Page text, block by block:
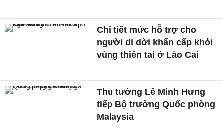
Chi tiết mức hỗ trợ cho
người di dời khẩn cấp khỏi
vùng thiên tai ở Lào Cai
Thủ tướng Lê Minh Hưng
tiếp Bộ trưởng Quốc phòng
Malaysia